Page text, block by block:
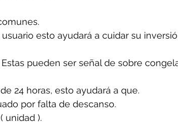
esto ayudará a cuidar su
pueden ser señal de sobre
24 horas, esto ayudará a que.
por falta de descanso.
unidad ).